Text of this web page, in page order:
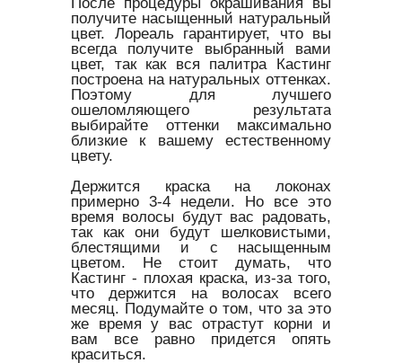
получите насыщенный натуральный
цвет. Лореаль гарантирует, что вы
всегда получите выбранный вами
цвет, так как вся палитра Кастинг
построена на натуральных оттенках.
Поэтому для лучшего
ошеломляющего результата
выбирайте оттенки максимально
близкие к вашему естественному
цвету.
Держится краска на локонах
примерно 3-4 недели. Но все это
время волосы будут вас радовать,
так как они будут шелковистыми,
блестящими и с насыщенным
цветом. Не стоит думать, что
Кастинг - плохая краска, из-за того,
что держится на волосах всего
месяц. Подумайте о том, что за это
же время у вас отрастут корни и
вам все равно придется опять
краситься.